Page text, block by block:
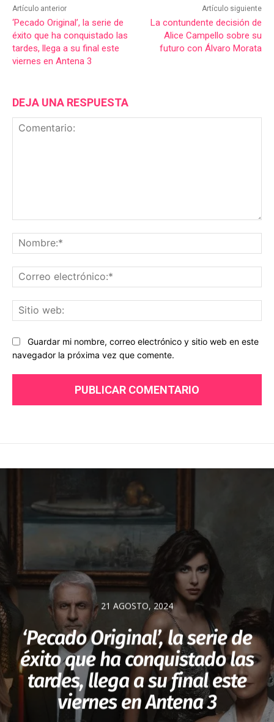
Artículo anterior
‘Pecado Original’, la serie de
éxito que ha conquistado las
tardes, llega a su final este
viernes en Antena 3
Artículo siguiente
La contundente decisión de
Alice Campello sobre su
futuro con Álvaro Morata
DEJA UNA RESPUESTA
Guardar mi nombre, correo electrónico y sitio web en este
navegador la próxima vez que comente.